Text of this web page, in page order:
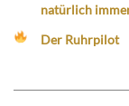
natürlich
Der Ruhrpilot